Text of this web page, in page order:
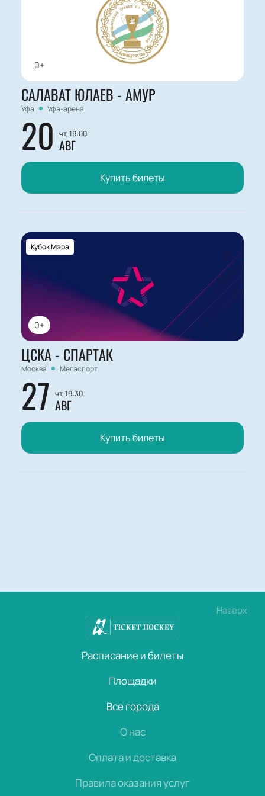
места для себя или компании друзей — подробная
схема арены поможет сделать правильный выбор.
0+
САЛАВАТ ЮЛАЕВ - АМУР
Уфа Уфа-арена
20 чт, 19:00
АВГ
Купить билеты
0+
Кубок Мэра
ЦСКА - СПАРТАК
Москва Мегаспорт
27 чт, 19:30
АВГ
Купить билеты
Наверх
Расписание и билеты
Площадки
Все города
О нас
Оплата и доставка
Правила оказания услуг